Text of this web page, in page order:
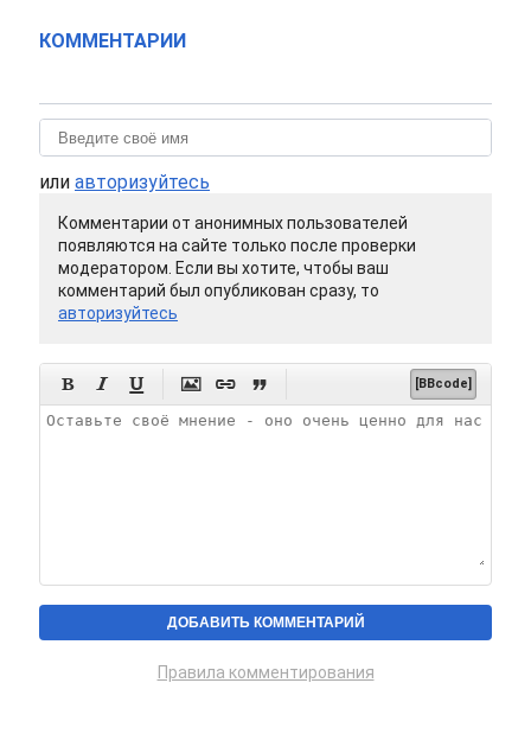
КОММЕНТАРИИ
или авторизуйтесь
Комментарии от анонимных пользователей
появляются на сайте только после проверки
модератором. Если вы хотите, чтобы ваш
комментарий был опубликован сразу, то
авторизуйтесь
      [BBcode]
Правила комментирования